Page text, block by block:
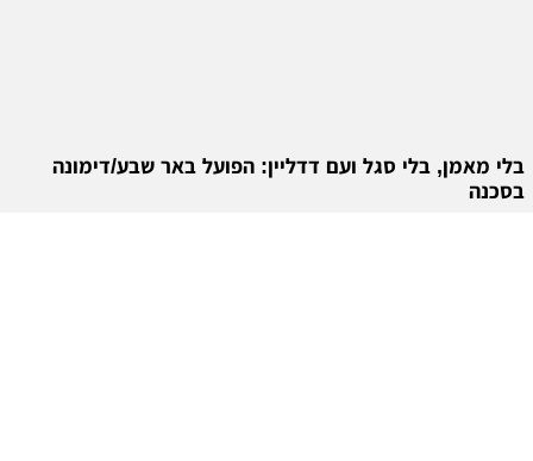
בלי מאמן, בלי סגל ועם דדליין: הפועל באר שבע/דימונה
בסכנה